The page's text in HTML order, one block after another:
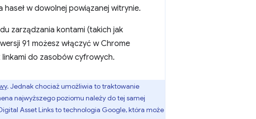
w dowolnej powiązanej witrynie.
zarządzania kontami (takich jak
91 możesz włączyć w Chrome
do zasobów cyfrowych.
. Jednak chociaż umożliwia to traktowanie
najwyższego poziomu należy do tej samej
Asset Links to technologia Google, która może